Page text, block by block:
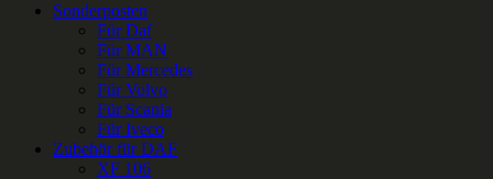
Sonderposten
Für Daf
Für MAN
Für Mercedes
Für Volvo
Für Scania
Für Iveco
Zubehör für DAF
XF 106